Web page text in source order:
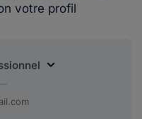
votre profil